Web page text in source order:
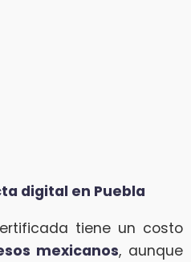
digital en Puebla
tiene un costo
mexicanos, aunque